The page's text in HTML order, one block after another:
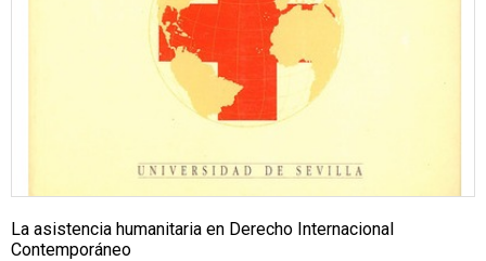
La asistencia humanitaria en Derecho Internacional
Contemporáneo